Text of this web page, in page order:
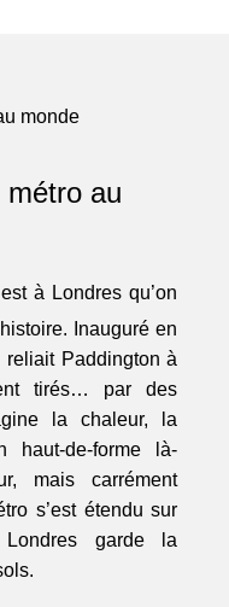
métro au
à Londres qu’on
Inauguré en
Paddington à
tirés… par des
la chaleur, la
haut-de-forme là-
mais carrément
s’est étendu sur
garde la